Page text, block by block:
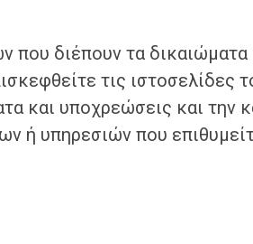
που διέπουν τα δικαιώματα
τις ιστοσελίδες
και υποχρεώσεις και την
ή υπηρεσιών που